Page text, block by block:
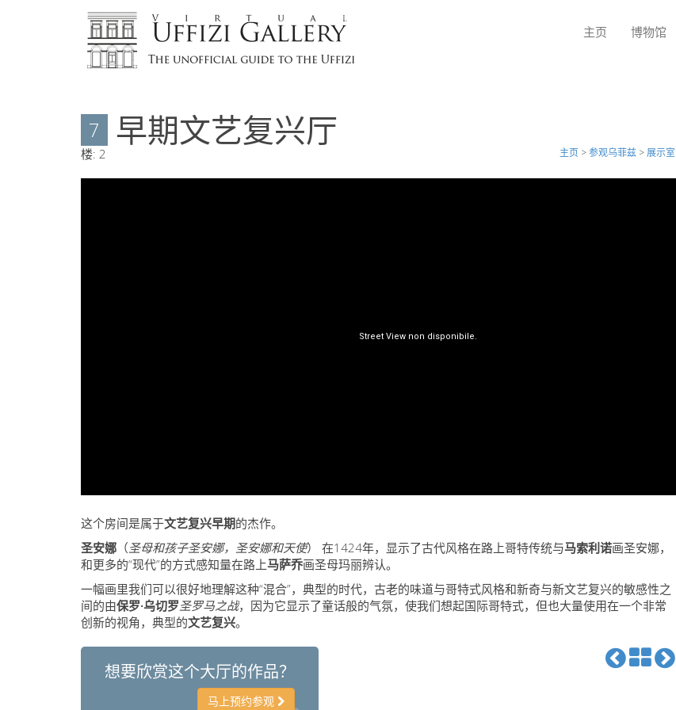
主页 博物馆
7 早期文艺复兴厅
主页 >参观乌菲兹 >展示室
楼: 2
这个房间是属于文艺复兴早期的杰作。
圣安娜 （圣母和孩子圣安娜，圣安娜和天使） 在1424年，显示了古代风格在路上哥特传统与马索利诺画圣安娜，
和更多的“现代”的方式感知量在路上马萨乔画圣母玛丽辨认。
一幅画里我们可以很好地理解这种“混合”，典型的时代，古老的味道与哥特式风格和新奇与新文艺复兴的敏感性之
间的由保罗·乌切罗圣罗马之战，因为它显示了童话般的气氛，使我们想起国际哥特式，但也大量使用在一个非常
创新的视角，典型的文艺复兴。
想要欣赏这个大厅的作品？
马上预约参观